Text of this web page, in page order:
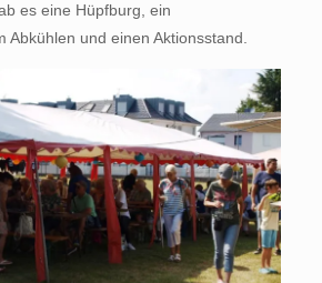
es eine Hüpfburg, ein
Abkühlen und einen Aktionsstand.